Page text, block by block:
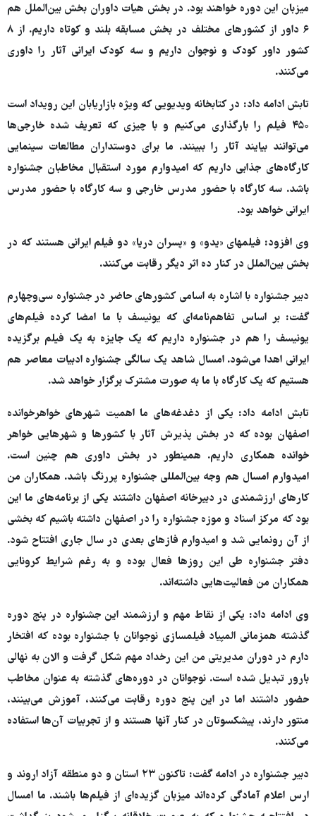
میزبان این دوره خواهند بود. در بخش هیات داوران بخش بین‌الملل هم
۶ داور از کشورهای مختلف در بخش مسابقه بلند و کوتاه داریم. از ۸
کشور داور کودک و نوجوان داریم و سه کودک ایرانی آثار را داوری
می‌کنند.
تابش ادامه داد: در کتابخانه ویدیویی که ویژه بازاریابان این رویداد است
۴۵۰ فیلم را بارگذاری می‌کنیم و با چیزی که تعریف شده خارجی‌ها
می‌توانند بیایند آثار را ببینند. ما برای دوستداران مطالعات سینمایی
کارگاه‌های جذابی داریم که امیدوارم مورد استقبال مخاطبان جشنواره
باشد. سه کارگاه با حضور مدرس خارجی و سه کارگاه با حضور مدرس
ایرانی خواهد بود.
وی افزود: فیلمهای «یدو» و «پسران دریا» دو فیلم ایرانی هستند که در
بخش بین‌الملل در کنار ده اثر دیگر رقابت می‌کنند.
دبیر جشنواره با اشاره به اسامی کشورهای حاضر در جشنواره سی‌وچهارم
گفت: بر اساس تفاهم‌نامه‌ای که یونیسف با ما امضا کرده فیلم‌های
یونیسف را هم در جشنواره داریم که یک جایزه به یک فیلم برگزیده
ایرانی اهدا می‌شود. امسال شاهد یک سالگی جشنواره ادبیات معاصر هم
هستیم که یک کارگاه با ما به صورت مشترک برگزار خواهد شد.
تابش ادامه داد: یکی از دغدغه‌های ما اهمیت شهرهای خواهرخوانده
اصفهان بوده که در بخش پذیرش آثار با کشورها و شهرهایی خواهر
خوانده همکاری داریم. همینطور در بخش داوری هم چنین است.
امیدوارم امسال هم وجه بین‌المللی جشنواره پررنگ باشد. همکاران من
کارهای ارزشمندی در دبیرخانه اصفهان داشتند یکی از برنامه‌های ما این
بود که مرکز اسناد و موزه جشنواره را در اصفهان داشته باشیم که بخشی
از آن رونمایی شد و امیدوارم فازهای بعدی در سال جاری افتتاح شود.
دفتر جشنواره طی این روزها فعال بوده و به رغم شرایط کرونایی
همکاران من فعالیت‌هایی داشته‌اند.
وی ادامه داد: یکی از نقاط مهم و ارزشمند این جشنواره در پنج دوره
گذشته همزمانی المپیاد فیلمسازی نوجوانان با جشنواره بوده که افتخار
دارم در دوران مدیریتی من این رخداد مهم شکل گرفت و الان به نهالی
بارور تبدیل شده است. نوجوانان در دوره‌های گذشته به عنوان مخاطب
حضور داشتند اما در این پنج دوره رقابت می‌کنند، آموزش می‌بینند،
منتور دارند، پیشکسوتان در کنار آنها هستند و از تجربیات آن‌ها استفاده
می‌کنند.
دبیر جشنواره در ادامه گفت: تاکنون ۲۳ استان و دو منطقه آزاد اروند و
ارس اعلام آمادگی کرده‌اند میزبان گزیده‌ای از فیلم‌ها باشند. ما امسال